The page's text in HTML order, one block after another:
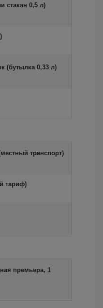
стакан 0,5 л)
(бутылка 0,33 л)
транспорт)
тариф)
премьера, 1